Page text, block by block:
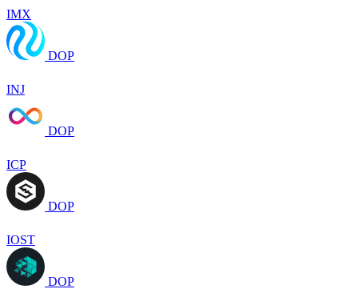
IMX
DOP
INJ
DOP
ICP
DOP
IOST
DOP